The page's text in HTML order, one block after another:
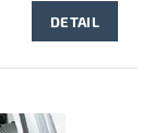
DETAIL